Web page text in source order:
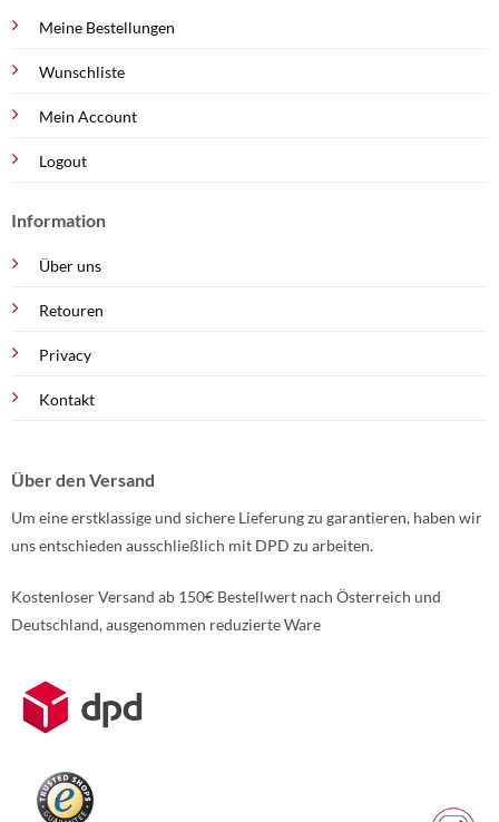
Meine Bestellungen
Wunschliste
Mein Account
Logout
Information
Über uns
Retouren
Privacy
Kontakt
Über den Versand
Um eine erstklassige und sichere Lieferung zu garantieren, haben wir
uns entschieden ausschließlich mit DPD zu arbeiten.
Kostenloser Versand ab 150€ Bestellwert nach Österreich und
Deutschland, ausgenommen reduzierte Ware
Weitere Informationen über den gesperrten Inhalt.